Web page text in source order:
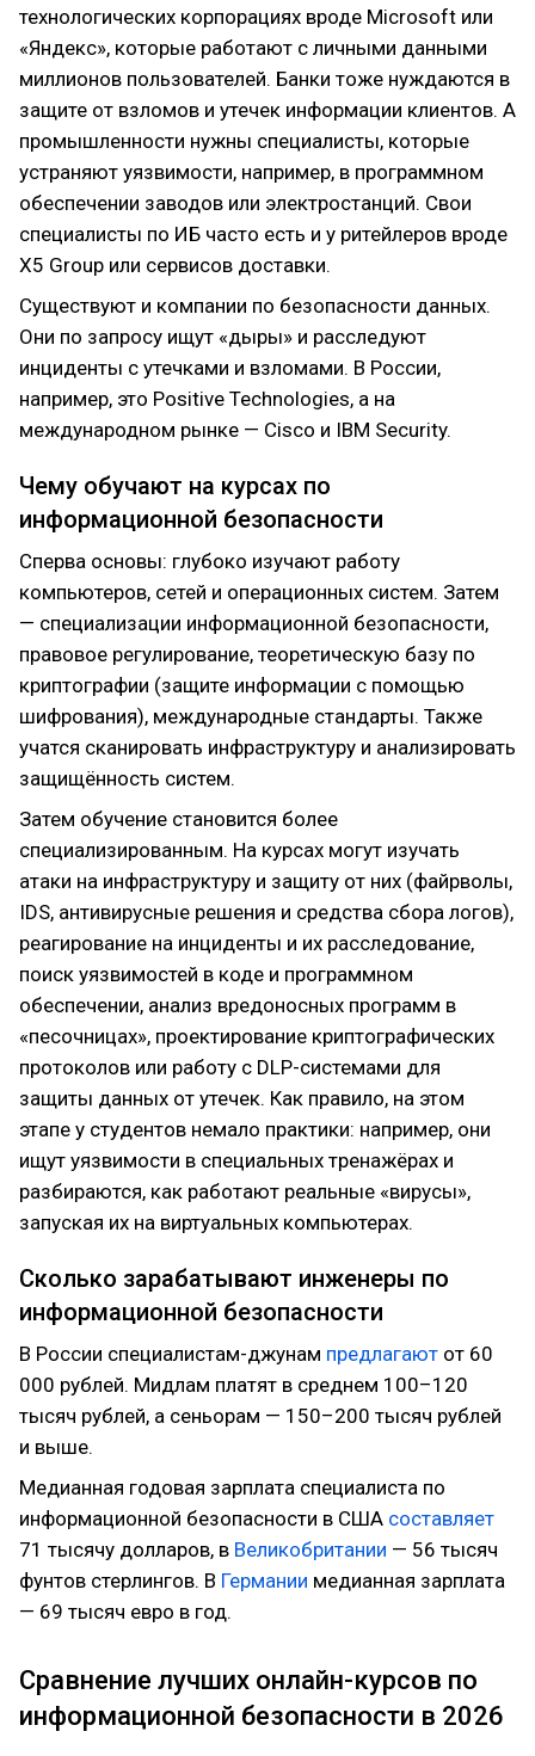
технологических корпорациях вроде Microsoft или
«Яндекс», которые работают с личными данными
миллионов пользователей. Банки тоже нуждаются в
защите от взломов и утечек информации клиентов. А
промышленности нужны специалисты, которые
устраняют уязвимости, например, в программном
обеспечении заводов или электростанций. Свои
специалисты по ИБ часто есть и у ритейлеров вроде
X5 Group или сервисов доставки.
Существуют и компании по безопасности данных.
Они по запросу ищут «дыры» и расследуют
инциденты с утечками и взломами. В России,
например, это Positive Technologies, а на
международном рынке — Cisco и IBM Security.
Чему обучают на курсах по
информационной безопасности
Сперва основы: глубоко изучают работу
компьютеров, сетей и операционных систем. Затем
— специализации информационной безопасности,
правовое регулирование, теоретическую базу по
криптографии (защите информации с помощью
шифрования), международные стандарты. Также
учатся сканировать инфраструктуру и анализировать
защищённость систем.
Затем обучение становится более
специализированным. На курсах могут изучать
атаки на инфраструктуру и защиту от них (файрволы,
IDS, антивирусные решения и средства сбора логов),
реагирование на инциденты и их расследование,
поиск уязвимостей в коде и программном
обеспечении, анализ вредоносных программ в
«песочницах», проектирование криптографических
протоколов или работу с DLP-системами для
защиты данных от утечек. Как правило, на этом
этапе у студентов немало практики: например, они
ищут уязвимости в специальных тренажёрах и
разбираются, как работают реальные «вирусы»,
запуская их на виртуальных компьютерах.
Сколько зарабатывают инженеры по
информационной безопасности
В России специалистам-джунам предлагают от 60
000 рублей. Мидлам платят в среднем 100–120
тысяч рублей, а сеньорам — 150–200 тысяч рублей
и выше.
Медианная годовая зарплата специалиста по
информационной безопасности в США составляет
71 тысячу долларов, в Великобритании — 56 тысяч
фунтов стерлингов. В Германии медианная зарплата
— 69 тысяч евро в год.
Сравнение лучших онлайн-курсов по
информационной безопасности в 2026